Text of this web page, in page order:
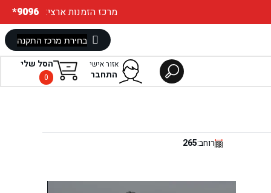
*9096 :מרכז הזמנות ארצי
הסל שלי
0
אזור אישי
התחבר
רוחב:265